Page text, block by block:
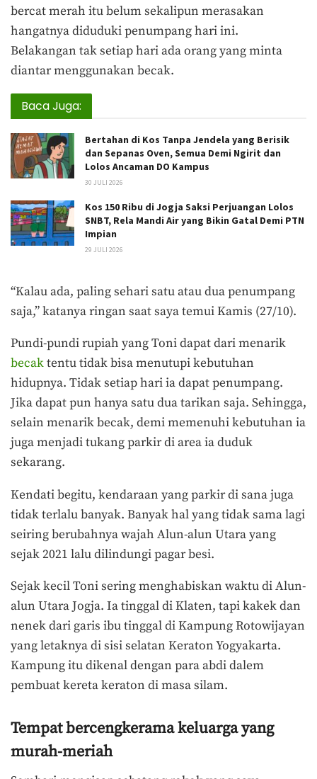
bercat merah itu belum sekalipun merasakan
hangatnya diduduki penumpang hari ini.
Belakangan tak setiap hari ada orang yang minta
diantar menggunakan becak.
Baca Juga:
Bertahan di Kos Tanpa Jendela yang Berisik
dan Sepanas Oven, Semua Demi Ngirit dan
Lolos Ancaman DO Kampus
30 JULI 2026
Kos 150 Ribu di Jogja Saksi Perjuangan Lolos
SNBT, Rela Mandi Air yang Bikin Gatal Demi PTN
Impian
29 JULI 2026
“Kalau ada, paling sehari satu atau dua penumpang
saja,” katanya ringan saat saya temui Kamis (27/10).
Pundi-pundi rupiah yang Toni dapat dari menarik
becaktentu tidak bisa menutupi kebutuhan
hidupnya. Tidak setiap hari ia dapat penumpang.
Jika dapat pun hanya satu dua tarikan saja. Sehingga,
selain menarik becak, demi memenuhi kebutuhan ia
juga menjadi tukang parkir di area ia duduk
sekarang.
Kendati begitu, kendaraan yang parkir di sana juga
tidak terlalu banyak. Banyak hal yang tidak sama lagi
seiring berubahnya wajah Alun-alun Utara yang
sejak 2021 lalu dilindungi pagar besi.
Sejak kecil Toni sering menghabiskan waktu di Alun-
alun Utara Jogja. Ia tinggal di Klaten, tapi kakek dan
nenek dari garis ibu tinggal di Kampung Rotowijayan
yang letaknya di sisi selatan Keraton Yogyakarta.
Kampung itu dikenal dengan para abdi dalem
pembuat kereta keraton di masa silam.
Tempat bercengkerama keluarga yang
murah-meriah